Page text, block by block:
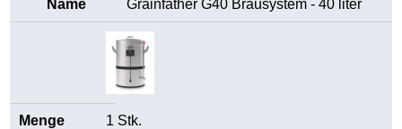
Grainfather G40 Brausystem - 40 liter
1 Stk.